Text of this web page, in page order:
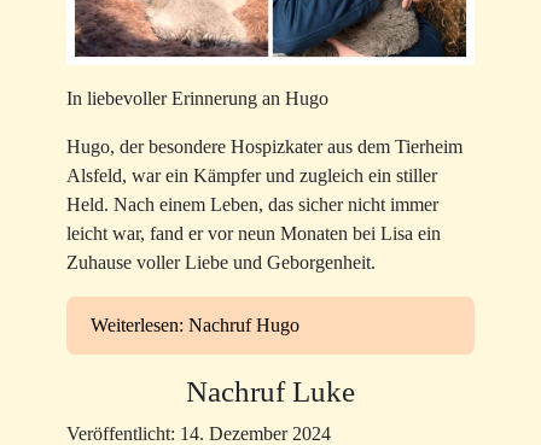
In liebevoller Erinnerung an Hugo
Hugo, der besondere Hospizkater aus dem Tierheim
Alsfeld, war ein Kämpfer und zugleich ein stiller
Held. Nach einem Leben, das sicher nicht immer
leicht war, fand er vor neun Monaten bei Lisa ein
Zuhause voller Liebe und Geborgenheit.
Weiterlesen: Nachruf Hugo
Nachruf Luke
Veröffentlicht: 14. Dezember 2024